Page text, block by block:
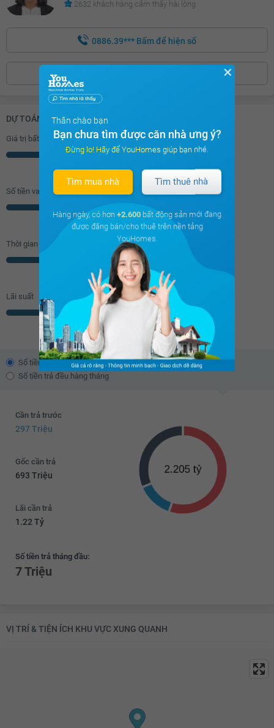
2632 khách hàng cảm thấy hài lòng
0886.39*** Bấm để hiện số
DỰ TOÁN KHOẢN VAY (ĐƠN VỊ: VNĐ)
Giá trị bất động sản
Số tiền vay ( 70
Triệu
Thời gian vay
Lãi suất
% năm
Số tiền trả theo dư nợ giảm dần
Số tiền trả đều hàng tháng
Cần trả trước
297 Triệu
Gốc cần trả
693 Triệu
Lãi cần trả
1.22 Tỷ
Số tiền trả tháng đầu:
7 Triệu
VỊ TRÍ & TIỆN ÍCH KHU VỰC XUNG QUANH
✕
Thân chào bạn
Bạn chưa tìm được căn nhà ưng ý?
Đừng lo! Hãy để YouHomes giúp bạn nhé.
Tìm mua nhà Tìm thuê nhà
Hàng ngày, có hơn +2.600 bất động sản mới đang
được đăng bán/cho thuê trên nền tảng
YouHomes.